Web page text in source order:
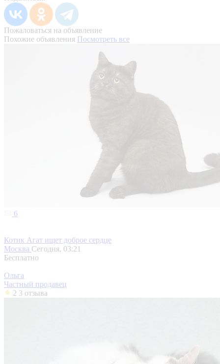
Пожаловаться на объявление
Похожие объявления Посмотреть все
6
Котик Агат ищет доброе сердце
Москва Сегодня, 03:21
Бесплатно
Ольга
Частный продавец
2 3 отзыва